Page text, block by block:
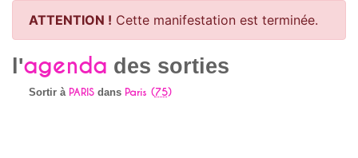
ATTENTION ! Cette manifestation est terminée.
l'agenda des sorties
Sortir à PARISdans Paris (75)